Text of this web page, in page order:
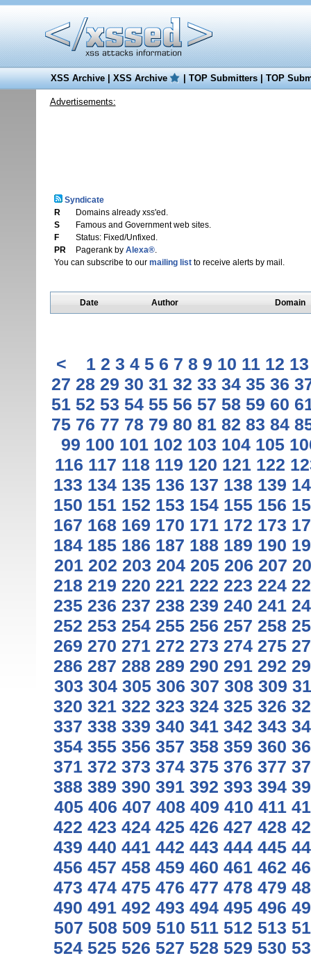
XSS Archive|XSS Archive |TOP Submitters|TOP
Advertisements:
Syndicate
R
Domains already xss'ed.
S
Famous and Government web sites.
F
Status: Fixed/Unfixed.
PR
Pagerank by Alexa®.
You can subscribe to our mailing listto receive alerts by mail.
Date Author Domain
< 1 2 3 4 5 6 7 8 9 10 11 12 13
27 28 29 30 31 32 33 34 35 36
51 52 53 54 55 56 57 58 59 60
75 76 77 78 79 80 81 82 83 84
99 100 101 102 103 104 105
116 117 118 119 120 121 122
133 134 135 136 137 138 139
150 151 152 153 154 155 156
167 168 169 170 171 172 173
184 185 186 187 188 189 190
201 202 203 204 205 206 207
218 219 220 221 222 223 224
235 236 237 238 239 240 241
252 253 254 255 256 257 258
269 270 271 272 273 274 275
286 287 288 289 290 291 292
303 304 305 306 307 308 309
320 321 322 323 324 325 326
337 338 339 340 341 342 343
354 355 356 357 358 359 360
371 372 373 374 375 376 377
388 389 390 391 392 393 394
405 406 407 408 409 410 411
422 423 424 425 426 427 428
439 440 441 442 443 444 445
456 457 458 459 460 461 462
473 474 475 476 477 478 479
490 491 492 493 494 495 496
507 508 509 510 511 512 513
524 525 526 527 528 529 530